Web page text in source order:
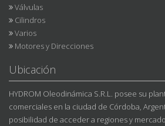
Válvulas
Cilindros
Varios
Motores y Direcciones
Ubicación
HYDROM Oleodinámica S.R.L. posee su
comerciales en la ciudad de Córdoba,
posibilidad de acceder a regiones y